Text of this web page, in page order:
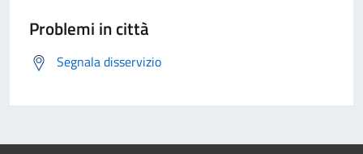
Problemi in città
Segnala disservizio